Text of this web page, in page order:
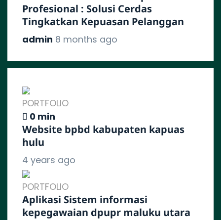
Profesional : Solusi Cerdas
Tingkatkan Kepuasan Pelanggan
admin 8 months ago
PORTFOLIO
0 min
Website bpbd kabupaten kapuas
hulu
4 years ago
PORTFOLIO
Aplikasi Sistem informasi
kepegawaian dpupr maluku utara